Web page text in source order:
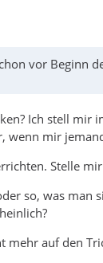
vor Beginn
Ich stell
wenn mir
Stelle
so, was
mehr auf den